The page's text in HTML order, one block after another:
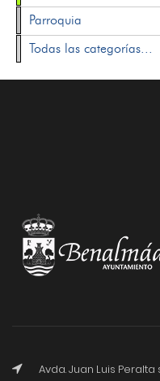
Parroquia
Todas las categorías...
Avda. Juan Luis Peralta